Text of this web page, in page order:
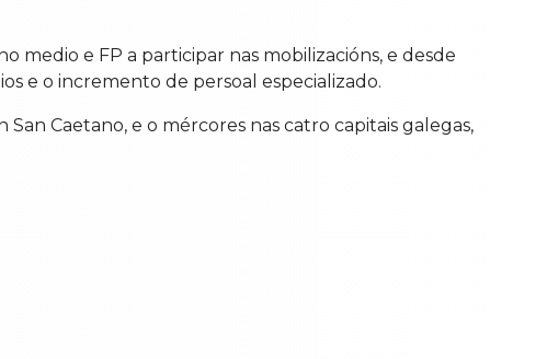
medio e FP a participar nas mobilizacións, e desde
e o incremento de persoal especializado.
Caetano, e o mércores nas catro capitais galegas,